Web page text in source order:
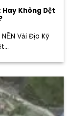
Không Dệt
NỀN Vải Địa Kỹ